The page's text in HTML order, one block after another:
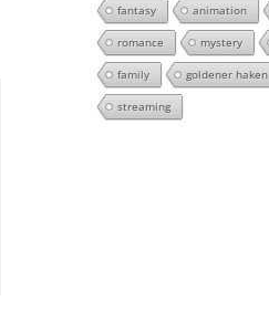
fantasy animation
romance mystery
family goldener haken
streaming